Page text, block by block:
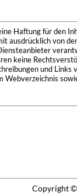
Haftung für den
ausdrücklich von
keine
und
Copyright ©